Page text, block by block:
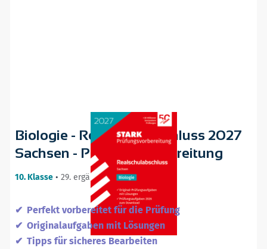
Biologie - Realschulabschluss 2027
Sachsen - Prüfungsvorbereitung
10. Klasse • 29. ergänzte Auflage / 05.08.26
Perfekt vorbereitet für die Prüfung
Originalaufgaben mit Lösungen
Tipps für sicheres Bearbeiten